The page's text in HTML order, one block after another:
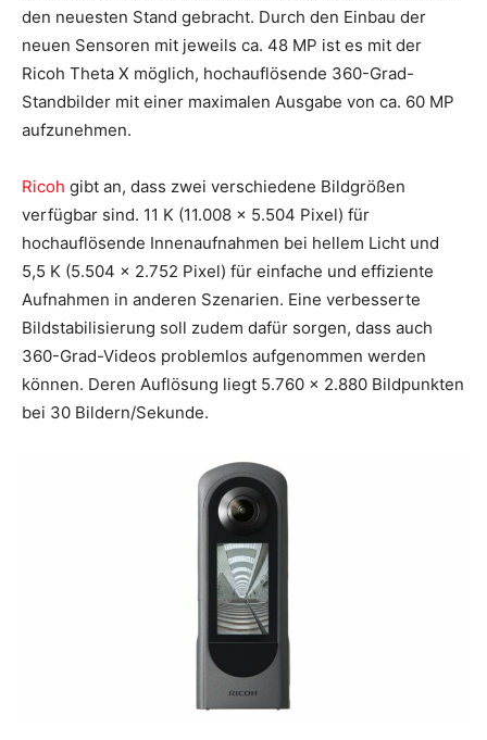
den neuesten Stand gebracht. Durch den Einbau der
neuen Sensoren mit jeweils ca. 48 MP ist es mit der
Ricoh Theta X möglich, hochauflösende 360-Grad-
Standbilder mit einer maximalen Ausgabe von ca. 60 MP
aufzunehmen.
Ricoh gibt an, dass zwei verschiedene Bildgrößen
verfügbar sind. 11 K (11.008 x 5.504 Pixel) für
hochauflösende Innenaufnahmen bei hellem Licht und
5,5 K (5.504 x 2.752 Pixel) für einfache und effiziente
Aufnahmen in anderen Szenarien. Eine verbesserte
Bildstabilisierung soll zudem dafür sorgen, dass auch
360-Grad-Videos problemlos aufgenommen werden
können. Deren Auflösung liegt 5.760 x 2.880 Bildpunkten
bei 30 Bildern/Sekunde.